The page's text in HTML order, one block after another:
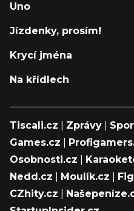
Uno
Jízdenky, prosím!
Krycí jména
Na křídlech
Tiscali.cz Zprávy
Games.cz
Osobnosti.cz
Nedd.cz
Moulík.cz
CZhity.cz